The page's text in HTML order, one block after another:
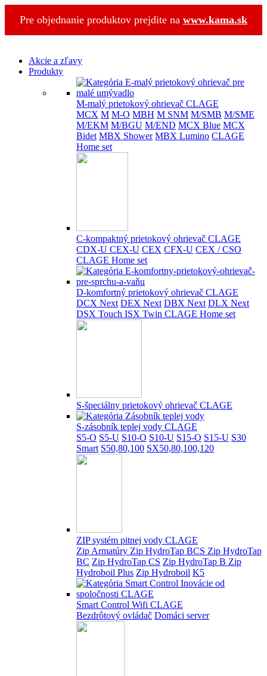
Pre objednanie produktov prejdite na www.kama.sk
Akcie a zľavy
Produkty
M-malý prietokový ohrievač CLAGE
MCX M M-O MBH M SNM M/SMB M/SME
M/EKM M/BGU M/END MCX Blue MCX
Bidet MBX Shower MBX Lumino CLAGE
Home set
C-kompaktný prietokový ohrievač CLAGE
CDX-U CEX-U CEX CFX-U CEX / CSO
CLAGE Home set
D-komfortný prietokový ohrievač CLAGE
DCX Next DEX Next DBX Next DLX Next
DSX Touch ISX Twin CLAGE Home set
S-špeciálny prietokový ohrievač CLAGE
S-zásobník teplej vody CLAGE
S5-O S5-U S10-O S10-U S15-O S15-U S30
Smart S50,80,100 SX50,80,100,120
ZIP systém pitnej vody CLAGE
Zip Armatúry Zip HydroTap BCS Zip HydroTap
BC Zip HydroTap CS Zip HydroTap B Zip
Hydroboil Plus Zip Hydroboil K5
Smart Control Wifi CLAGE
Bezdrôtový ovládač Domáci server